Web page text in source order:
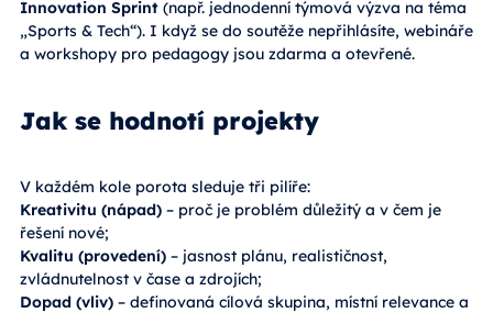
Innovation Sprint (např. jednodenní týmová výzva na téma
„Sports & Tech“). I když se do soutěže nepřihlásíte, webináře
a workshopy pro pedagogy jsou zdarma a otevřené.
Jak se hodnotí projekty
V každém kole porota sleduje tři pilíře:
Kreativitu (nápad) – proč je problém důležitý a v čem je
řešení nové;
Kvalitu (provedení) – jasnost plánu, realističnost,
zvládnutelnost v čase a zdrojích;
Dopad (vliv) – definovaná cílová skupina, místní relevance a